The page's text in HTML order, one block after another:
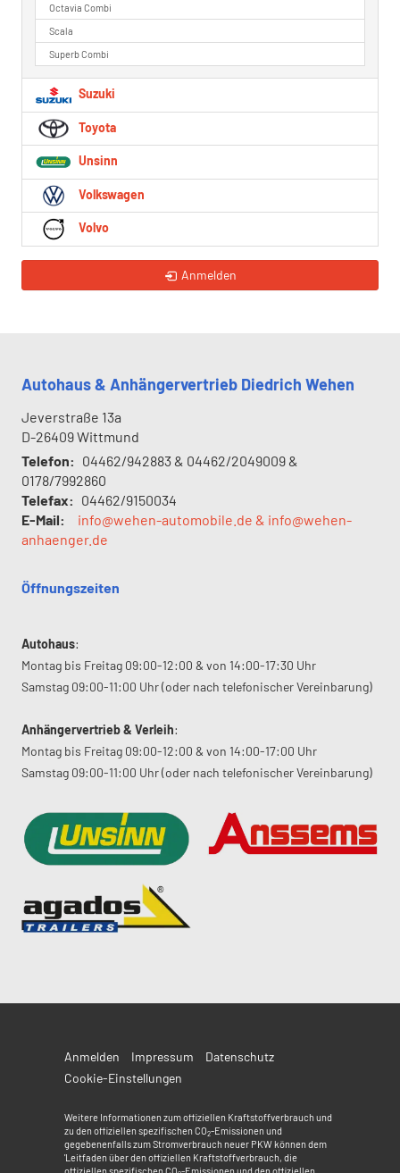
Octavia Combi
Scala
Superb Combi
Suzuki
Toyota
Unsinn
Volkswagen
Volvo
Anmelden
Autohaus & Anhängervertrieb Diedrich Wehen
Jeverstraße 13a
D-26409Wittmund
Telefon: 04462/942883 & 04462/2049009 &
0178/7992860
Telefax: 04462/9150034
E-Mail:
info@wehen-automobile.de & info@wehen-
anhaenger.de
Öffnungszeiten
Autohaus:
Montag bis Freitag 09:00-12:00 & von 14:00-17:30 Uhr
Samstag 09:00-11:00 Uhr (oder nach telefonischer Vereinbarung)
Anhängervertrieb & Verleih:
Montag bis Freitag 09:00-12:00 & von 14:00-17:00 Uhr
Samstag 09:00-11:00 Uhr (oder nach telefonischer Vereinbarung)
Anmelden Impressum
Datenschutz
Cookie-Einstellungen
Weitere Informationen zum offiziellen Kraftstoffverbrauch und
zu den offiziellen spezifischen CO2-Emissionen und
gegebenenfalls zum Stromverbrauch neuer PKW können dem
'Leitfaden über den offiziellen Kraftstoffverbrauch, die